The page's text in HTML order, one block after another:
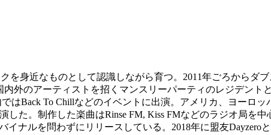
を身近なものとして認識しながら育つ。 2011年ごろからダ
外のアーティストを招くマンスリーパーティのレジデント
はBack To Chillなどのイベントに出演。アメリカ、ヨーロッ
した。制作した楽曲はRinse FM, Kiss FMなどのラジオ局を中
イナルを問わずにリリースしている。 2018年に盟友Dayzero